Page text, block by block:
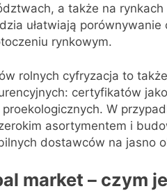
a także na
ułatwiają
rynkowym.
rolnych cyfryzacja to
certyfikatów
W
asortymentem i
dostawców na jasno
market – czym